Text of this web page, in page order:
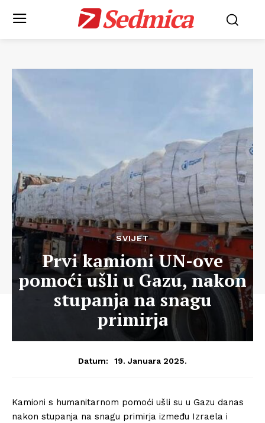
Sedmica
SVIJET
Prvi kamioni UN-ove
pomoći ušli u Gazu, nakon
stupanja na snagu
primirja
Datum: 19. Januara 2025.
Kamioni s humanitarnom pomoći ušli su u Gazu danas
nakon stupanja na snagu primirja između Izraela i